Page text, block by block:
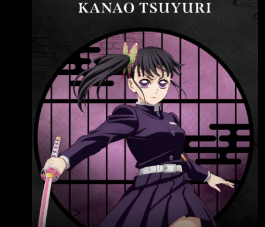
那些強大的生物表現出來對旁物的冷酷與漠視
以及人類在這些生物底下感受到的絕望與無力才
是這個神話體系的醍醐味 總之我語言能力
以前只注意她的側馬尾 這次看電影週邊的圖 香